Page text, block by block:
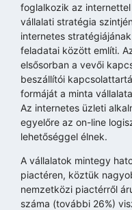
foglalkozik az
vállalati stratégia
internetes
feladatai között említi.
elsősorban a vevői
beszállítói
formáját a minta
Az internetes üzleti
egyelőre az on-line
lehetőséggel élnek.
A vállalatok mintegy
piactéren, köztük
nemzetközi piactérről
száma (további 26%)